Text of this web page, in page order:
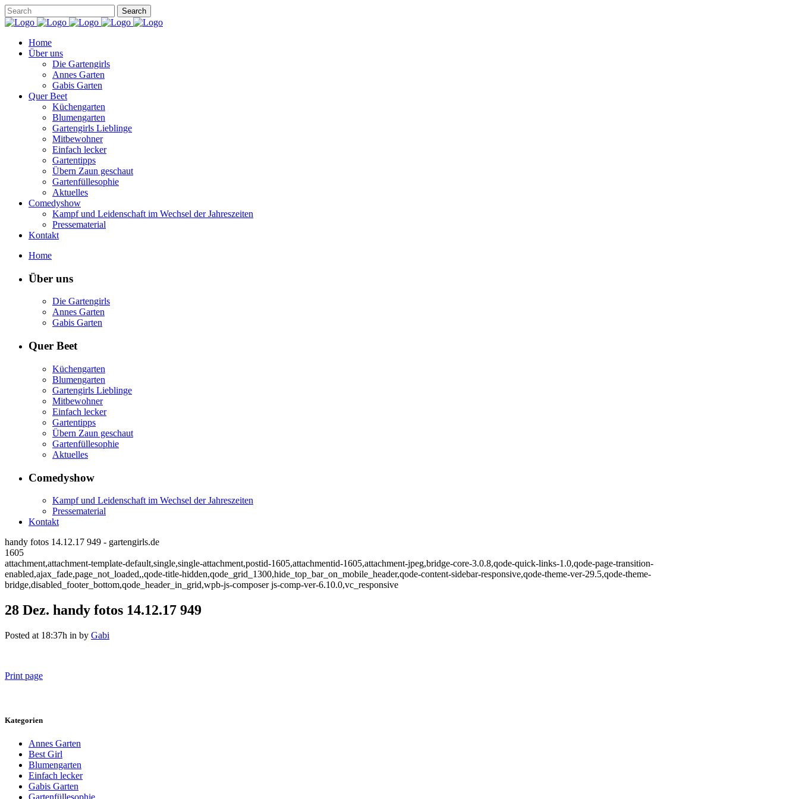
Home
Über uns
Die Gartengirls
Annes Garten
Gabis Garten
Quer Beet
Küchengarten
Blumengarten
Gartengirls Lieblinge
Mitbewohner
Einfach lecker
Gartentipps
Übern Zaun geschaut
Gartenfüllesophie
Aktuelles
Comedyshow
Kampf und Leidenschaft im Wechsel der Jahreszeiten
Pressematerial
Kontakt
Home
Über uns
Die Gartengirls
Annes Garten
Gabis Garten
Quer Beet
Küchengarten
Blumengarten
Gartengirls Lieblinge
Mitbewohner
Einfach lecker
Gartentipps
Übern Zaun geschaut
Gartenfüllesophie
Aktuelles
Comedyshow
Kampf und Leidenschaft im Wechsel der Jahreszeiten
Pressematerial
Kontakt
handy fotos 14.12.17 949 - gartengirls.de
1605
attachment,attachment-template-default,single,single-attachment,postid-1605,attachmentid-1605,attachment-jpeg,bridge-core-3.0.8,qode-quick-links-1.0,qode-page-transition-
enabled,ajax_fade,page_not_loaded,,qode-title-hidden,qode_grid_1300,hide_top_bar_on_mobile_header,qode-content-sidebar-responsive,qode-theme-ver-29.5,qode-theme-
bridge,disabled_footer_bottom,qode_header_in_grid,wpb-js-composer js-comp-ver-6.10.0,vc_responsive
28 Dez. handy fotos 14.12.17 949
Posted at 18:37h in by Gabi
Print page
Kategorien
Annes Garten
Best Girl
Blumengarten
Einfach lecker
Gabis Garten